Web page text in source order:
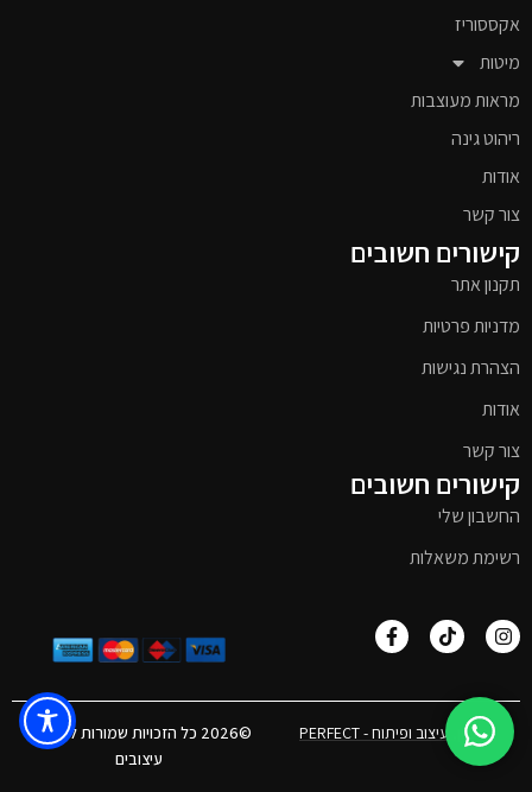
אקססוריז
מיטות
מראות מעוצבות
ריהוט גינה
אודות
צור קשר
קישורים חשובים
תקנון אתר
מדניות פרטיות
הצהרת נגישות
אודות
צור קשר
קישורים חשובים
החשבון שלי
רשימת משאלות
אפיון, עיצוב ופיתוח - PERFECT
©2026 כל הזכויות שמורות לטימבר
עיצובים